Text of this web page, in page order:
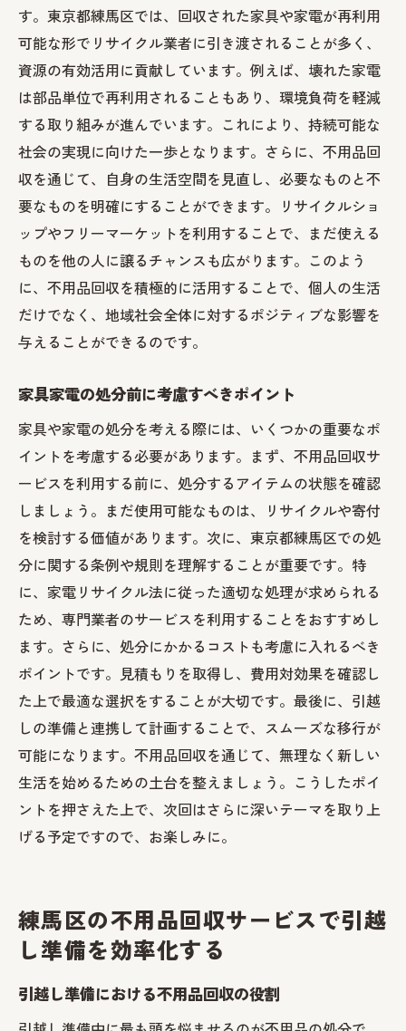
す。東京都練馬区では、回収された家具や家電が再利用
可能な形でリサイクル業者に引き渡されることが多く、
資源の有効活用に貢献しています。例えば、壊れた家電
は部品単位で再利用されることもあり、環境負荷を軽減
する取り組みが進んでいます。これにより、持続可能な
社会の実現に向けた一歩となります。さらに、不用品回
収を通じて、自身の生活空間を見直し、必要なものと不
要なものを明確にすることができます。リサイクルショ
ップやフリーマーケットを利用することで、まだ使える
ものを他の人に譲るチャンスも広がります。このよう
に、不用品回収を積極的に活用することで、個人の生活
だけでなく、地域社会全体に対するポジティブな影響を
与えることができるのです。
家具家電の処分前に考慮すべきポイント
家具や家電の処分を考える際には、いくつかの重要なポ
イントを考慮する必要があります。まず、不用品回収サ
ービスを利用する前に、処分するアイテムの状態を確認
しましょう。まだ使用可能なものは、リサイクルや寄付
を検討する価値があります。次に、東京都練馬区での処
分に関する条例や規則を理解することが重要です。特
に、家電リサイクル法に従った適切な処理が求められる
ため、専門業者のサービスを利用することをおすすめし
ます。さらに、処分にかかるコストも考慮に入れるべき
ポイントです。見積もりを取得し、費用対効果を確認し
た上で最適な選択をすることが大切です。最後に、引越
しの準備と連携して計画することで、スムーズな移行が
可能になります。不用品回収を通じて、無理なく新しい
生活を始めるための土台を整えましょう。こうしたポイ
ントを押さえた上で、次回はさらに深いテーマを取り上
げる予定ですので、お楽しみに。
練馬区の不用品回収サービスで引越
し準備を効率化する
引越し準備における不用品回収の役割